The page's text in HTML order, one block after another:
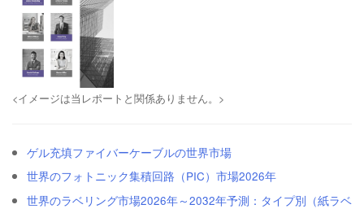
<イメージは当レポートと関係ありません。>
ゲル充填ファイバーケーブルの世界市場
世界のフォトニック集積回路（PIC）市場2026年
世界のラベリング市場2026年～2032年予測：タイプ別（紙ラベ